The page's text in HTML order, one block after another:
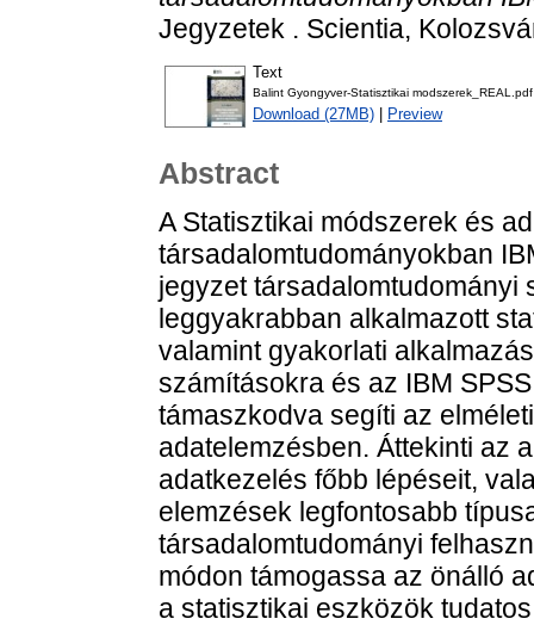
Jegyzetek . Scientia,
Text
Balint Gyongyver-Statisztikai modszerek_REAL.pdf
Download (27MB)
Preview
Abstract
A Statisztikai módszerek és
társadalomtudományokban
jegyzet társadalomtudományi
leggyakrabban alkalmazott
valamint gyakorlati
számításokra és az IBM
támaszkodva segíti az
adatelemzésben. Áttekinti az
adatkezelés főbb lépéseit,
elemzések legfontosabb
társadalomtudományi
módon támogassa az önálló
a statisztikai eszközök